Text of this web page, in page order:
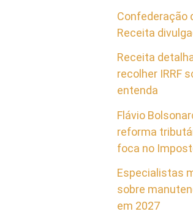
Confederação
Receita
Receita
recolher IRRF
entenda
Flávio
reforma
foca no
Especialistas
sobre
em 2027